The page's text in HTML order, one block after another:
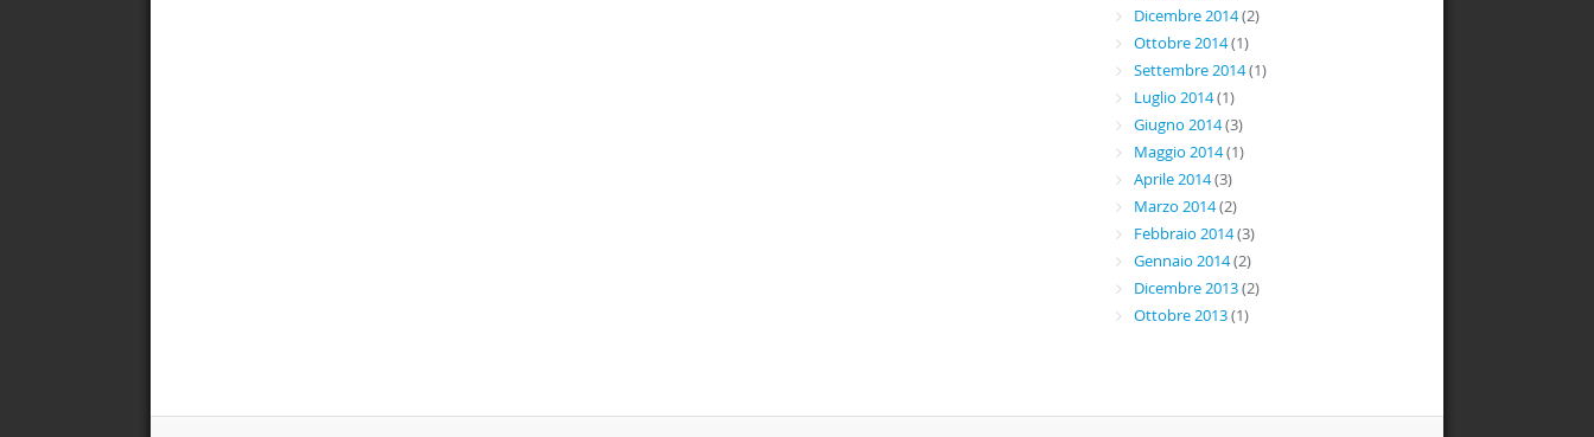
Dicembre 2014(2)
Ottobre 2014(1)
Settembre 2014(1)
Luglio 2014(1)
Giugno 2014(3)
Maggio 2014(1)
Aprile 2014(3)
Marzo 2014(2)
Febbraio 2014(3)
Gennaio 2014(2)
Dicembre 2013(2)
Ottobre 2013(1)